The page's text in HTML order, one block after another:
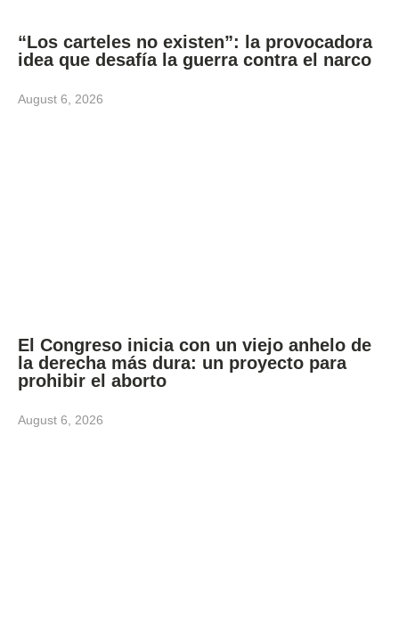
“Los carteles no existen”: la provocadora
idea que desafía la guerra contra el narco
August 6, 2026
El Congreso inicia con un viejo anhelo de
la derecha más dura: un proyecto para
prohibir el aborto
August 6, 2026